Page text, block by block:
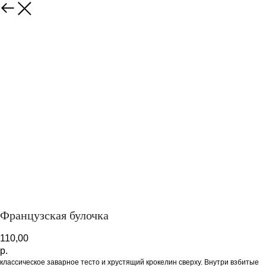
Закрыть
Французская булочка
110,00
р.
классическое заварное тесто и хрустящий крокелин сверху. Внутри взбитые